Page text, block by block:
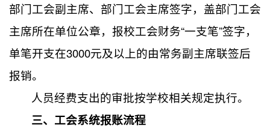
部门工会副主席、部门工会主席签字，盖部门工会
主席所在单位公章，报校工会财务“一支笔”签字，
单笔开支在3000元及以上的由常务副主席联签后
报销。
人员经费支出的审批按学校相关规定执行。
三、 工会系统报账流程